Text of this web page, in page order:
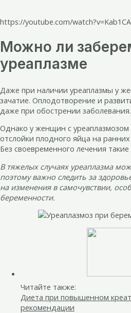
https://youtube.com/
Можно ли
уреаплазме
Даже при наличии уреаплазмы у
зачатие. Оплодотворение и
даже при обострении заболевания.
Однако у женщин с
отслойки плодного яйца на
Без своевременного лечения
В тяжелых случаях уреаплазма
поэтому важно следить за
на изменения в самочувствии,
беременности.
Читайте также:
Диета при повышенном
рекомендации